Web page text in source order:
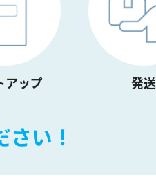
アップ 発送
い！